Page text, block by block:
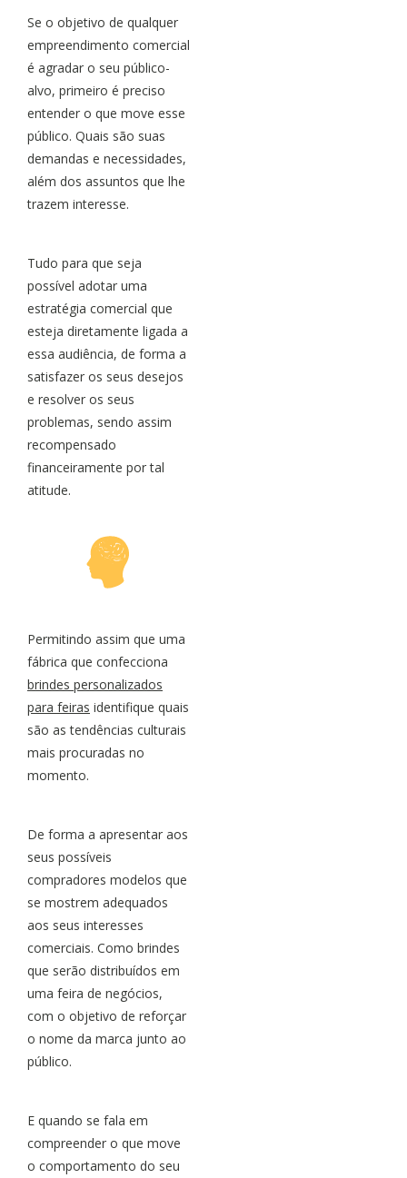
Se o objetivo de qualquer
empreendimento comercial
é agradar o seu público-
alvo, primeiro é preciso
entender o que move esse
público. Quais são suas
demandas e necessidades,
além dos assuntos que lhe
trazem interesse.
Tudo para que seja
possível adotar uma
estratégia comercial que
esteja diretamente ligada a
essa audiência, de forma a
satisfazer os seus desejos
e resolver os seus
problemas, sendo assim
recompensado
financeiramente por tal
atitude.
Permitindo assim que uma
fábrica que confecciona
brindes personalizados
para feiras identifique quais
são as tendências culturais
mais procuradas no
momento.
De forma a apresentar aos
seus possíveis
compradores modelos que
se mostrem adequados
aos seus interesses
comerciais. Como brindes
que serão distribuídos em
uma feira de negócios,
com o objetivo de reforçar
o nome da marca junto ao
público.
E quando se fala em
compreender o que move
o comportamento do seu